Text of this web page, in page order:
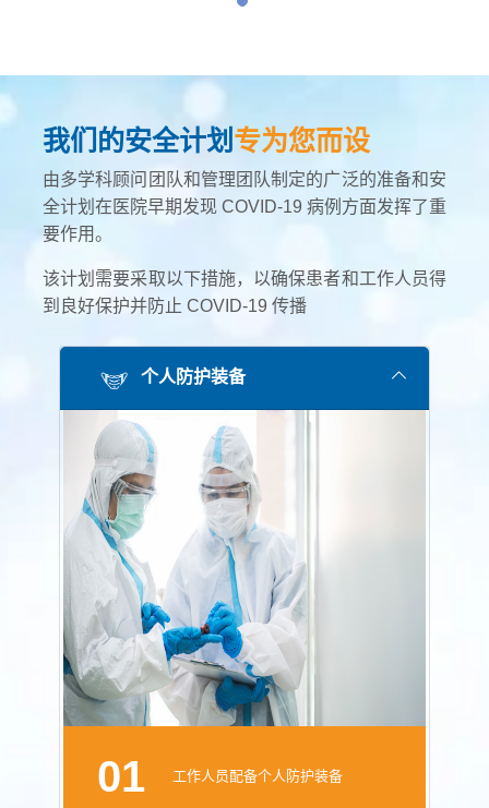
我们的安全计划 专为您而设
由多学科顾问团队和管理团队制定的广泛的准备和安
全计划在医院早期发现 COVID-19 病例方面发挥了重
要作用。
该计划需要采取以下措施，以确保患者和工作人员得
到良好保护并防止 COVID-19 传播
个人防护装备
01 工作人员配备个人防护装备